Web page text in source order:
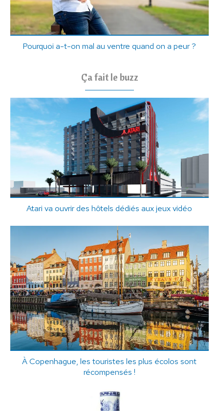
Pourquoi a-t-on mal au ventre quand on a peur ?
Ça fait le buzz
Atari va ouvrir des hôtels dédiés aux jeux vidéo
À Copenhague, les touristes les plus écolos sont
récompensés !